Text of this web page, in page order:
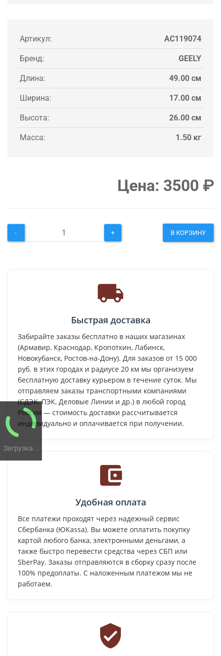
Загрузка...
Артикул: AC119074
Бренд: GEELY
Длина: 49.00 см
Ширина: 17.00 см
Высота: 26.00 см
Масса: 1.50 кг
Цена: 3500 ₽
- + В КОРЗИНУ
Быстрая доставка
Забирайте заказы бесплатно в наших магазинах
(Армавир, Краснодар, Кропоткин, Лабинск,
Новокубанск, Ростов-на-Дону). Для заказов от 15 000
руб. в этих городах и радиусе 20 км мы организуем
бесплатную доставку курьером в течение суток. Мы
отправляем заказы транспортными компаниями
(СДЭК, ПЭК, Деловые Линии и др.) в любой город
России — стоимость доставки рассчитывается
индивидуально и оплачивается при получении.
Удобная оплата
Все платежи проходят через надежный сервис
Сбербанка (ЮKassa). Вы можете оплатить покупку
картой любого банка, электронными деньгами, а
также быстро перевести средства через СБП или
SberPay. Заказы отправляются в сборку сразу после
100% предоплаты. С наложенным платежом мы не
работаем.